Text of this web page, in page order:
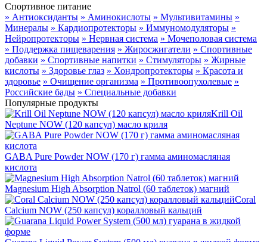
Спортивное питание
» Антиоксиданты » Аминокислоты » Мультивитамины »
Минералы » Кардиопротекторы » Иммуномодуляторы »
Нейропротекторы » Нервная система » Мочеполовая система
» Поддержка пищеварения » Жиросжигатели » Спортивные
добавки » Спортивные напитки » Стимуляторы » Жирные
кислоты » Здоровье глаз » Хондропротекторы » Красота и
здоровье » Очищение организма » Противоопухолевые »
Российские бады » Специальные добавки
Популярные продукты
Krill Oil
Neptune NOW (120 капсул) масло криля
GABA Pure Powder NOW (170 г) гамма аминомасляная
кислота
Magnesium High Absorption Natrol (60 таблеток) магний
Coral
Calcium NOW (250 капсул) коралловый кальций